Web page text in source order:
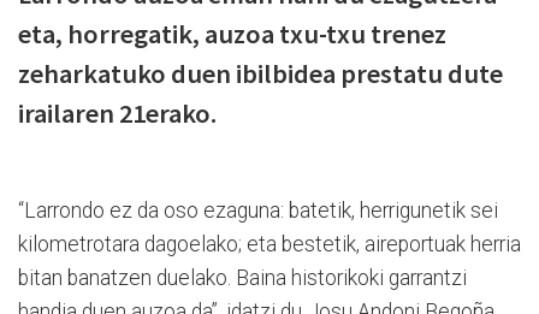
eta, horregatik, auzoa txu-txu trenez
zeharkatuko duen ibilbidea prestatu dute
irailaren 21erako.
“Larrondo ez da oso ezaguna: batetik, herrigunetik sei
kilometrotara dagoelako; eta bestetik, aireportuak herria
bitan banatzen duelako. Baina historikoki garrantzi